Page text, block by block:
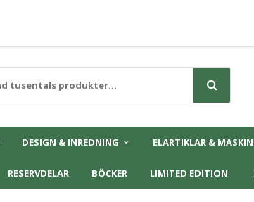
DESIGN & INREDNING ELARTIKLAR &
RESERVDELAR BÖCKER LIMITED EDITION